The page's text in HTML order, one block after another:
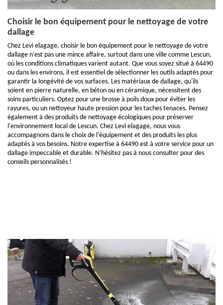
Choisir le bon équipement pour le nettoyage de votre
dallage
Chez Levi elagage, choisir le bon équipement pour le nettoyage de votre
dallage n'est pas une mince affaire, surtout dans une ville comme Lescun,
où les conditions climatiques varient autant. Que vous soyez situé à 64490
ou dans les environs, il est essentiel de sélectionner les outils adaptés pour
garantir la longévité de vos surfaces. Les matériaux de dallage, qu'ils
soient en pierre naturelle, en béton ou en céramique, nécessitent des
soins particuliers. Optez pour une brosse à poils doux pour éviter les
rayures, ou un nettoyeur haute pression pour les taches tenaces. Pensez
également à des produits de nettoyage écologiques pour préserver
l'environnement local de Lescun. Chez Levi elagage, nous vous
accompagnons dans le choix de l'équipement et des produits les plus
adaptés à vos besoins. Notre expertise à 64490 est à votre service pour un
dallage impeccable et durable. N'hésitez pas à nous consulter pour des
conseils personnalisés !